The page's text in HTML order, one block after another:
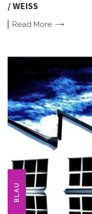
/ WEISS
Read More
BLAU